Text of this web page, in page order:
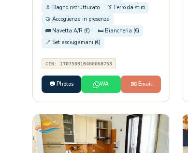
🚿 Bagno ristrutturato
👔 Ferro da stiro
🤝 Accoglienza in presenza
🚌 Navetta A/R (€)
🛏️ Biancheria (€)
🪥 Set asciugamani (€)
CIN: IT075031B400068763
📷 Photos WA ✉️ Email